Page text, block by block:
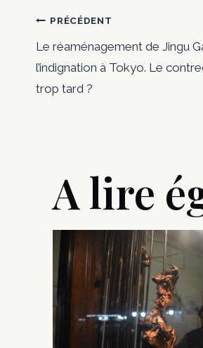
de
l’article
PRÉCÉDENT
Le réaménagement de Jingu
l’indignation à Tokyo. Le
trop tard ?
A lire